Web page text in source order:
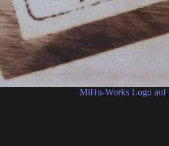
MiHu-Works Logo auf